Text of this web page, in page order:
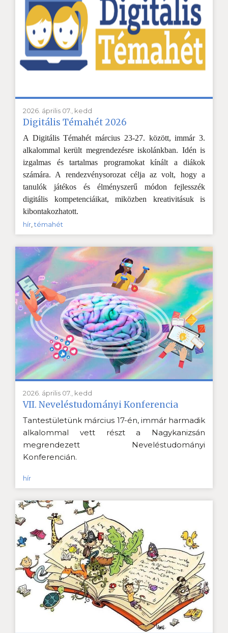
2026. április 07., kedd
Digitális Témahét 2026
A Digitális Témahét március 23-27. között, immár 3.
alkalommal került megrendezésre iskolánkban. Idén is
izgalmas és tartalmas programokat kínált a diákok
számára. A rendezvénysorozat célja az volt, hogy a
tanulók játékos és élményszerű módon fejlesszék
digitális kompetenciáikat, miközben kreativitásuk is
kibontakozhatott.
hír ,témahét
2026. április 07., kedd
VII. Neveléstudományi Konferencia
Tantestületünk március 17-én, immár harmadik
alkalommal vett részt a Nagykanizsán
megrendezett Neveléstudományi
Konferencián.
hír